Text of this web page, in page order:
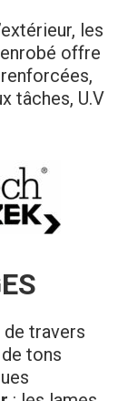
les
offre
tâches, U.V
travers
tons